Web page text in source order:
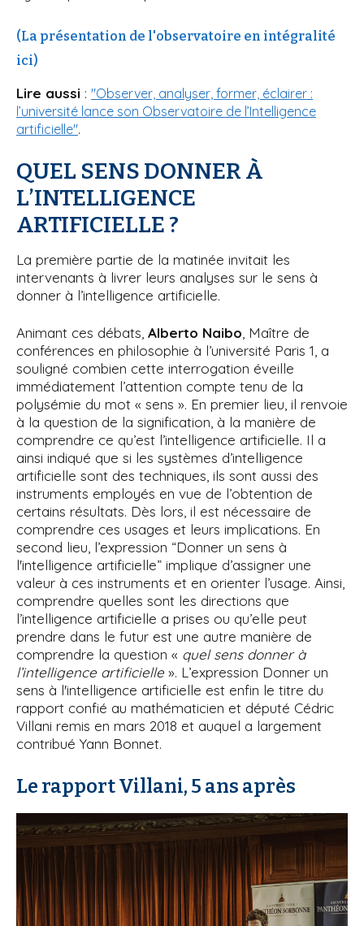
(La présentation de l'observatoire en intégralité
ici)
Lire aussi : "Observer, analyser, former, éclairer :
l’université lance son Observatoire de l’Intelligence
artificielle".
QUEL SENS DONNER À
L’INTELLIGENCE
ARTIFICIELLE ?
La première partie de la matinée invitait les
intervenants à livrer leurs analyses sur le sens à
donner à l’intelligence artificielle.
Animant ces débats, Alberto Naibo , Maître de
conférences en philosophie à l’université Paris 1, a
souligné combien cette interrogation éveille
immédiatement l’attention compte tenu de la
polysémie du mot « sens ». En premier lieu, il renvoie
à la question de la signification, à la manière de
comprendre ce qu’est l’intelligence artificielle. Il a
ainsi indiqué que si les systèmes d’intelligence
artificielle sont des techniques, ils sont aussi des
instruments employés en vue de l’obtention de
certains résultats. Dès lors, il est nécessaire de
comprendre ces usages et leurs implications. En
second lieu, l’expression “Donner un sens à
l'intelligence artificielle” implique d’assigner une
valeur à ces instruments et en orienter l’usage. Ainsi,
comprendre quelles sont les directions que
l’intelligence artificielle a prises ou qu’elle peut
prendre dans le futur est une autre manière de
comprendre la question « quel sens donner à
l’intelligence artificielle ». L’expression Donner un
sens à l'intelligence artificielle est enfin le titre du
rapport confié au mathématicien et député Cédric
Villani remis en mars 2018 et auquel a largement
contribué Yann Bonnet.
Le rapport Villani, 5 ans après